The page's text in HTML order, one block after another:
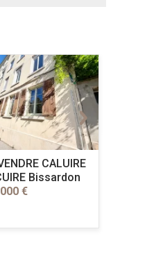
CALUIRE
Bissardon
€